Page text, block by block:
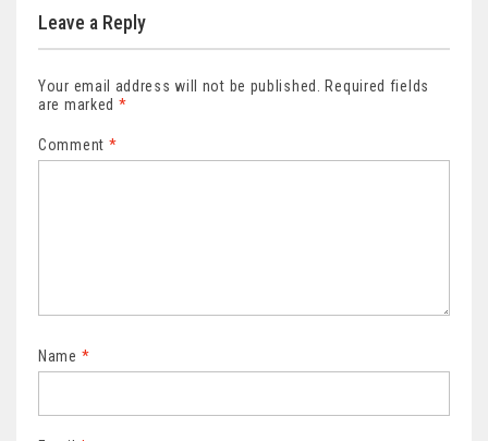
Leave a Reply
Your email address will not be published.
Required fields
are marked *
Comment *
Name *